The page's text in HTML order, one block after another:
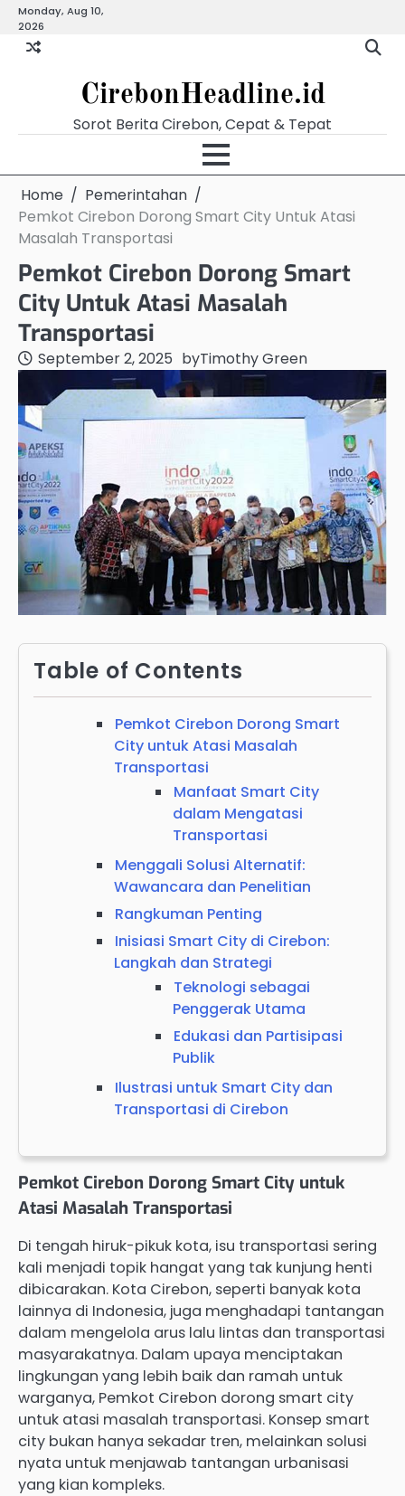
Skip
content
Monday, Aug 10,
2026
CirebonHeadline.id
Sorot Berita Cirebon, Cepat & Tepat
Home
Pemerintahan
Pemkot Cirebon Dorong Smart City Untuk Atasi
Masalah Transportasi
Pemkot Cirebon Dorong Smart
City Untuk Atasi Masalah
Transportasi
September 2, 2025 byTimothy Green
Table of Contents
Pemkot Cirebon Dorong Smart
City untuk Atasi Masalah
Transportasi
Manfaat Smart City
dalam Mengatasi
Transportasi
Menggali Solusi Alternatif:
Wawancara dan Penelitian
Rangkuman Penting
Inisiasi Smart City di Cirebon:
Langkah dan Strategi
Teknologi sebagai
Penggerak Utama
Edukasi dan Partisipasi
Publik
Ilustrasi untuk Smart City dan
Transportasi di Cirebon
Pemkot Cirebon Dorong Smart City untuk
Atasi Masalah Transportasi
Di tengah hiruk-pikuk kota, isu transportasi sering
kali menjadi topik hangat yang tak kunjung henti
dibicarakan. Kota Cirebon, seperti banyak kota
lainnya di Indonesia, juga menghadapi tantangan
dalam mengelola arus lalu lintas dan transportasi
masyarakatnya. Dalam upaya menciptakan
lingkungan yang lebih baik dan ramah untuk
warganya, Pemkot Cirebon dorong smart city
untuk atasi masalah transportasi. Konsep smart
city bukan hanya sekadar tren, melainkan solusi
nyata untuk menjawab tantangan urbanisasi
yang kian kompleks.